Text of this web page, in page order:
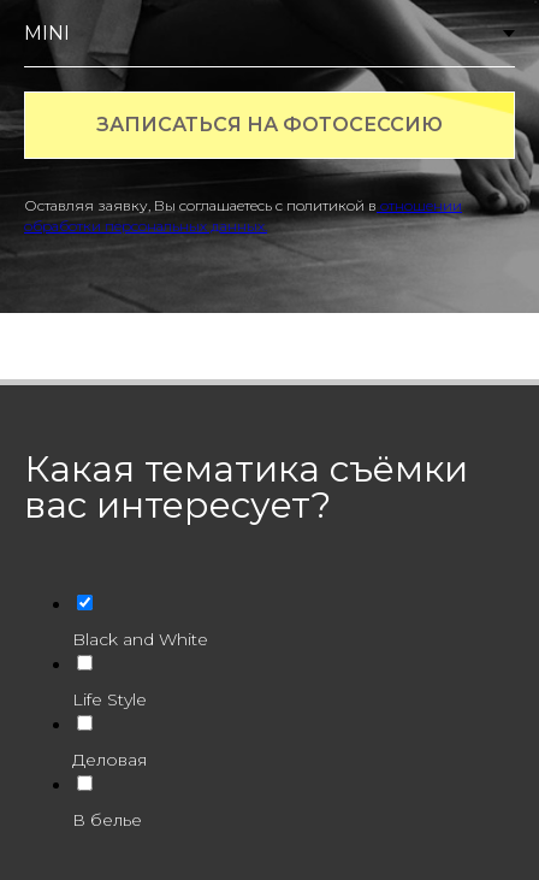
ЗАПИСАТЬСЯ НА ФОТОСЕССИЮ
Оставляя заявку, Вы соглашаетесь с политикой в отношении
обработки персональных данных.
Какая тематика съёмки
вас интересует?
Black and White
Life Style
Деловая
В белье